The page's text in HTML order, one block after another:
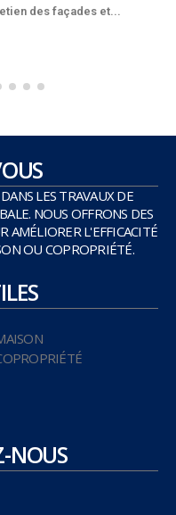
gaz à effet de...
LES TRAVAUX DE
NOUS OFFRONS DES
AMÉLIORER L'EFFICACITÉ
OU COPROPRIÉTÉ.
NOUS